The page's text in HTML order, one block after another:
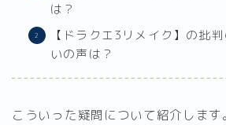
は？
【ドラクエ3リメイク】の批
いの声は？
こういった疑問について紹介します。